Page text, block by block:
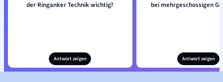
der Ringanker Technik wichtig?
Antwort zeigen
bei mehrgeschossigen
Antwort zeigen